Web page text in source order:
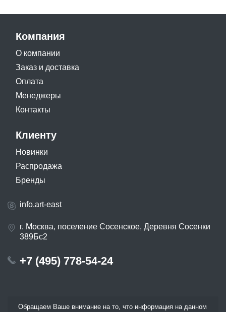
Компания
О компании
Заказ и доставка
Оплата
Менеджеры
Контакты
Клиенту
Новинки
Распродажа
Бренды
info.art-east
г. Москва, поселение Сосенское, Деревня Сосенки
389Бс2
+7 (495) 778-54-24
Обращаем Ваше внимание на то, что информация на данном